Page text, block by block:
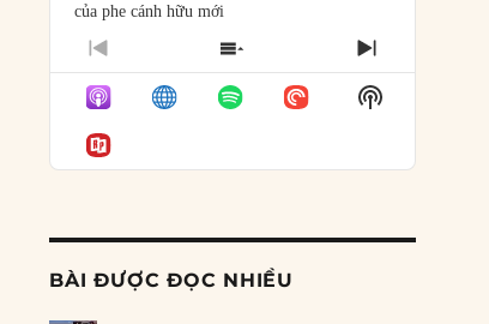
bị ám sát”
của phe cánh hữu mới
04/08/2026
Tại sao Trung Quốc phủ nhận cuộc gặp với
Ngoại trưởng Nhật Bản?
04/08/2026
03/08/2026
Đặt cược vào thất bại: Các quỹ đầu tư mạo
PREVIOUS
EPISODE
SHOW
EPISODES
LIST
NEXT
EPISODE
Show
Podcast
BÀI ĐƯỢC ĐỌC NHIỀU